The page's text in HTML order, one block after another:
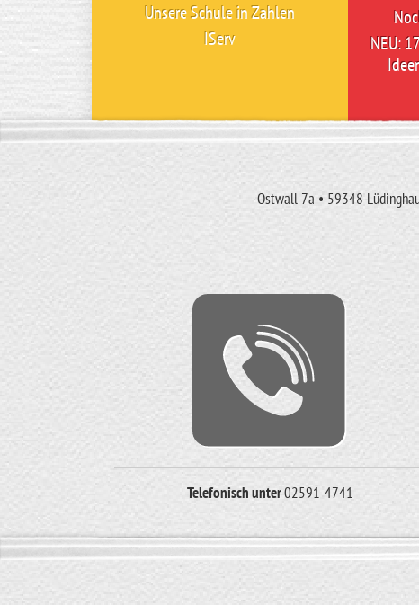
Unsere Schule in Zahlen
IServ
NEU:
Ostwall 7a • 59348
Telefonisch unter02591-4741